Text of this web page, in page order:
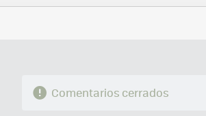
FACEBOOK
TWITTERFLIPBOARD
E-
WHATSAPP
Comentarios cerrados